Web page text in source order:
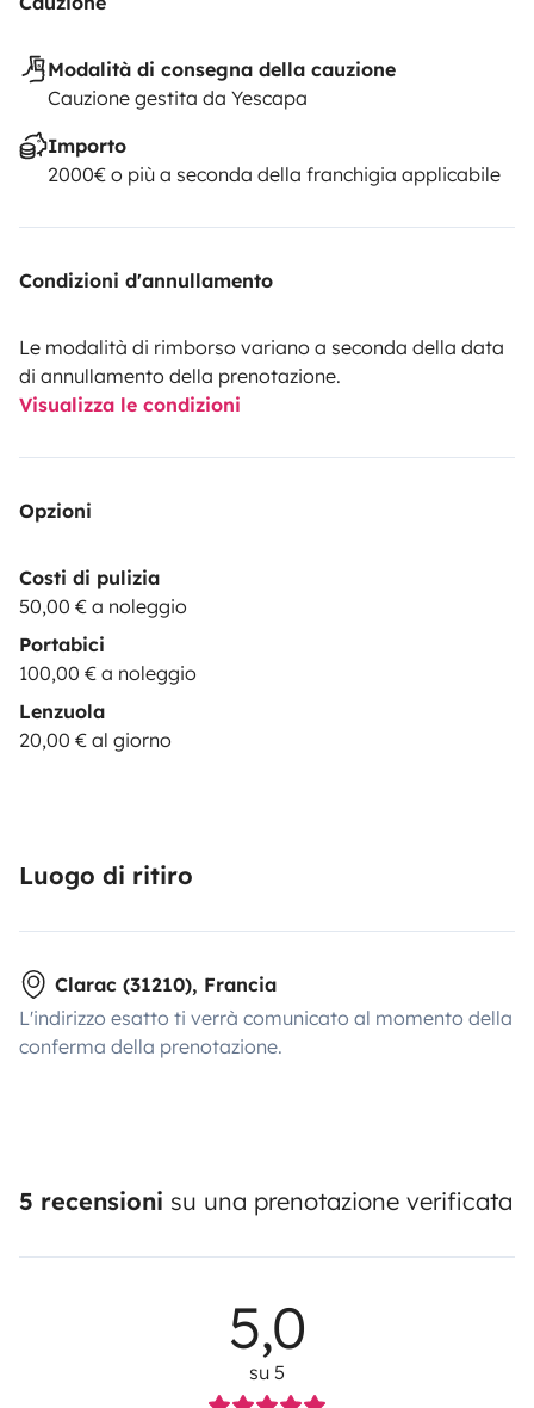
Modalità di consegna della cauzione
Cauzione gestita da Yescapa
Importo
2000€ o più a seconda della franchigia applicabile
Condizioni d'annullamento
Le modalità di rimborso variano a seconda della data
di annullamento della prenotazione.
Visualizza le condizioni
Opzioni
Costi di pulizia
50,00 € a noleggio
Portabici
100,00 € a noleggio
Lenzuola
20,00 € al giorno
Luogo di ritiro
Clarac (31210), Francia
L'indirizzo esatto ti verrà comunicato al momento della
conferma della prenotazione.
5 recensioni su una prenotazione verificata
5,0
su 5